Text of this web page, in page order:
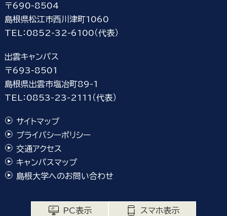
〒690-8504
島根県松江市西川津町1060
TEL：0852-32-6100（代表）
出雲キャンパス
〒693-8501
島根県出雲市塩冶町89-1
TEL：0853-23-2111（代表）
サイトマップ
プライバシーポリシー
交通アクセス
キャンパスマップ
島根大学へのお問い合わせ
PC表示 スマホ表示